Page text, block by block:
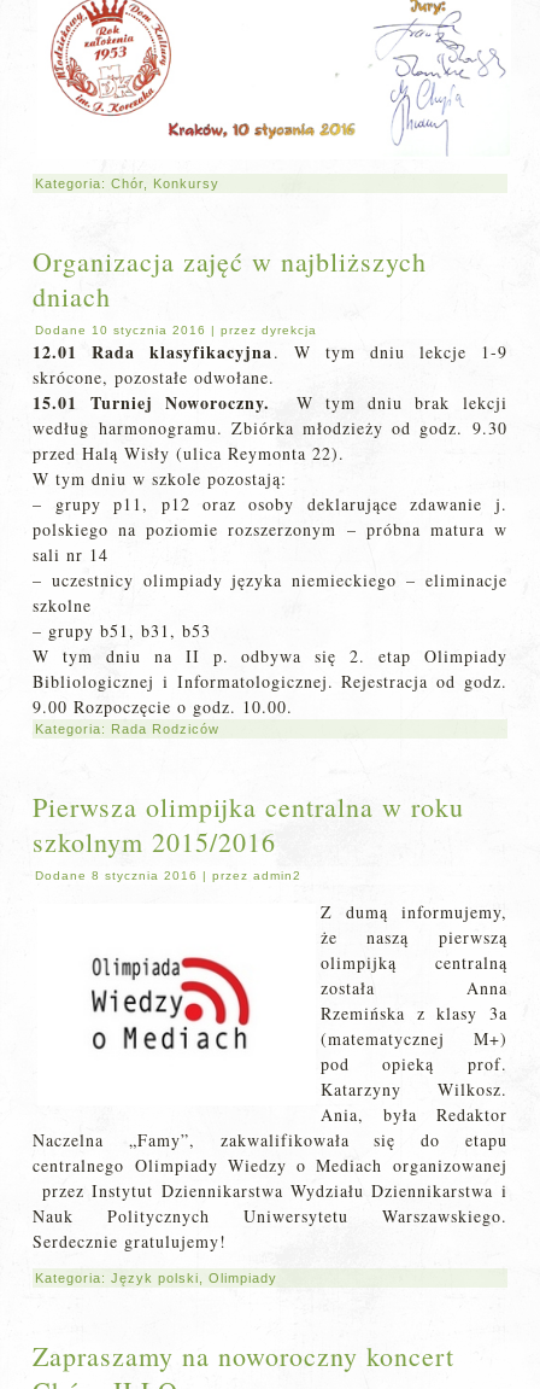
Kategoria:Chór Konkursy
Organizacja zajęć w najbliższych
dniach
Dodane 10 stycznia 2016 |przez dyrekcja
12.01 Rada klasyfikacyjna. W tym dniu lekcje 1-9
skrócone, pozostałe odwołane.
15.01 Turniej Noworoczny.
W tym dniu brak lekcji
według harmonogramu. Zbiórka młodzieży od godz. 9.30
przed Halą Wisły (ulica Reymonta 22).
W tym dniu w szkole pozostają:
– grupy p11, p12 oraz osoby deklarujące zdawanie j.
polskiego na poziomie rozszerzonym – próbna matura w
sali nr 14
– uczestnicy olimpiady języka niemieckiego – eliminacje
szkolne
– grupy b51, b31, b53
W tym dniu na II p. odbywa się 2. etap Olimpiady
Bibliologicznej i Informatologicznej. Rejestracja od godz.
9.00 Rozpoczęcie o godz. 10.00.
Kategoria: Rada Rodziców
Pierwsza olimpijka centralna w roku
szkolnym 2015/2016
Dodane 8 stycznia 2016 |przez admin2
Z dumą informujemy,
że naszą pierwszą
olimpijką centralną
została Anna
Rzemińska z klasy 3a
(matematycznej M+)
pod opieką prof.
Katarzyny Wilkosz.
Ania, była Redaktor
Naczelna „Famy”, zakwalifikowała się do etapu
centralnego Olimpiady Wiedzy o Mediach organizowanej
przez Instytut Dziennikarstwa Wydziału Dziennikarstwa i
Nauk Politycznych Uniwersytetu Warszawskiego.
Serdecznie gratulujemy!
Kategoria:Język polski ,Olimpiady
Zapraszamy na noworoczny koncert